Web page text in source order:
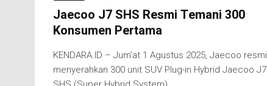
Jaecoo J7 SHS Resmi Temani 300
Konsumen Pertama
KENDARA.ID – Jum’at 1 Agustus 2025, Jaecoo resmi
menyerahkan 300 unit SUV Plug-in Hybrid Jaecoo J7